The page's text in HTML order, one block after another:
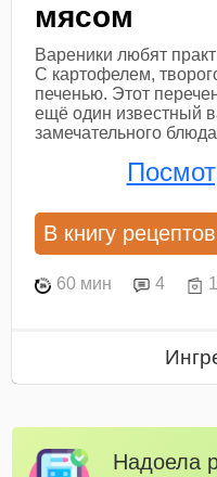
мясом
Вареники любят
С картофелем,
печенью. Этот
ещё один известный
замечательного
В книгу рецептов
60 мин 4
Надоела